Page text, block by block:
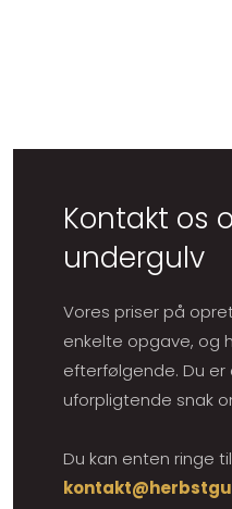
Kontakt os
undergulv
Vores priser på
enkelte opgave, og
efterfølgende. Du
uforpligtende snak
Du kan enten ringe